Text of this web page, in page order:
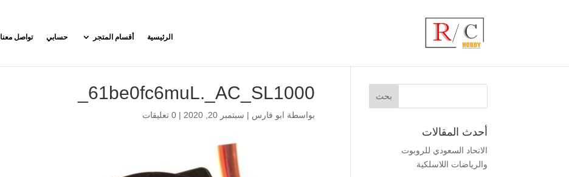
الرئيسية أقسام المتجر حسابي تواصل معنا
61be0fc6muL._AC_SL1000_
بواسطة ابو فارس | سبتمبر 20, 2020 | 0 تعليقات
أحدث المقالات
الاتحاد السعودي للروبوت
والرياضات اللاسلكية